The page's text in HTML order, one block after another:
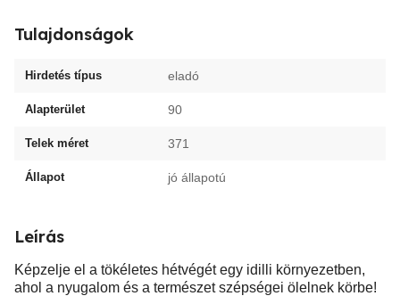
Tulajdonságok
Hirdetés típus eladó
Alapterület 90
Telek méret 371
Állapot jó állapotú
Leírás
Képzelje el a tökéletes hétvégét egy idilli környezetben,
ahol a nyugalom és a természet szépségei ölelnek körbe!